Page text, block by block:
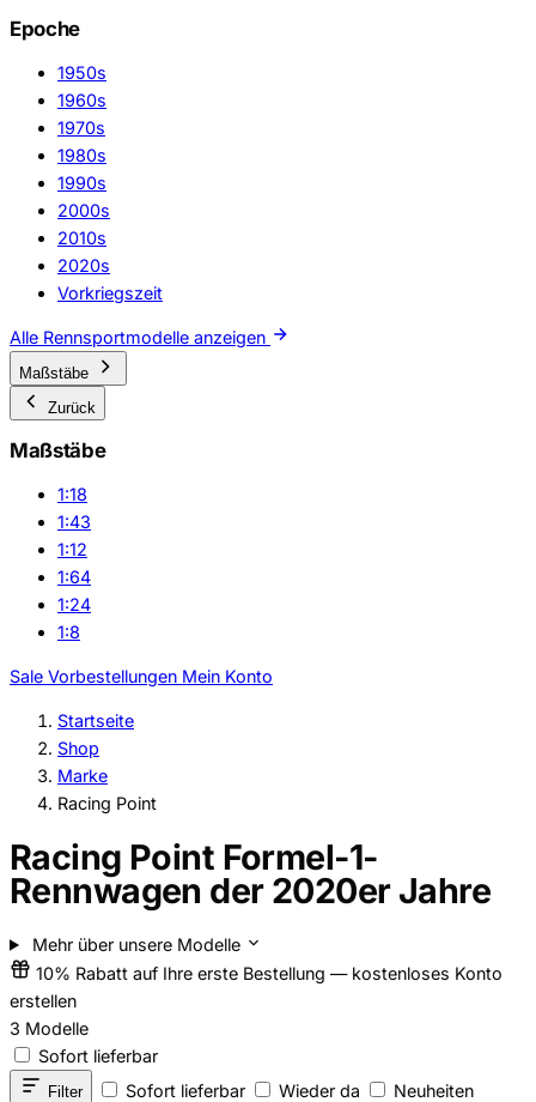
Epoche
1950s
1960s
1970s
1980s
1990s
2000s
2010s
2020s
Vorkriegszeit
Alle Rennsportmodelle anzeigen
Maßstäbe
Zurück
Maßstäbe
1:18
1:43
1:12
1:64
1:24
1:8
Sale Vorbestellungen Mein Konto
Startseite
Shop
Marke
Racing Point
Racing Point Formel-1-
Rennwagen der 2020er Jahre
Mehr über unsere Modelle
10% Rabatt auf Ihre erste Bestellung — kostenloses Konto
erstellen
3 Modelle
Sofort lieferbar
Filter Sofort lieferbar Wieder da
Neuheiten